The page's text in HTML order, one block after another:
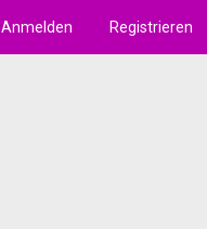
Anmelden Registrieren